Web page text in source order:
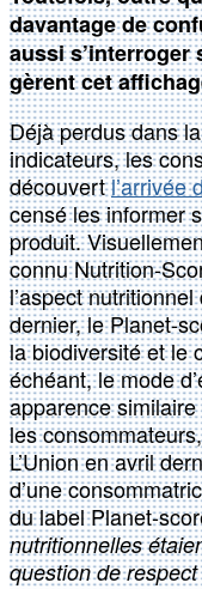
davantage de
aussi s’interroger
gèrent cet
Déjà perdus dans
indicateurs, les
découvertl’arrivée
censé les informer
produit.
connu Nutrition-
l’aspect
dernier, le Planet-
la biodiversité et le
échéant, le mode
apparence
les
L’Union en avril
d’une
du label Planet-
nutritionnelles
question de